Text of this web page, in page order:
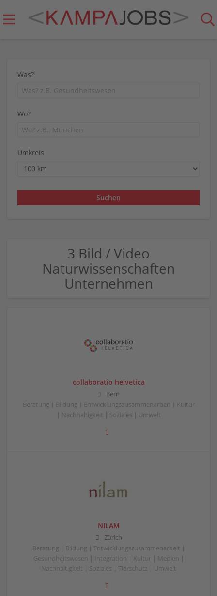
Was?
Wo?
Umkreis
3 Bild / Video
Naturwissenschaften
Unternehmen
collaboratio helvetica
Bern
Beratung | Bildung | Entwicklungszusammenarbeit | Kultur
| Nachhaltigkeit | Soziales | Umwelt
NILAM
Zürich
Beratung | Bildung | Entwicklungszusammenarbeit |
Gesundheitswesen | Integration | Kultur | Medien |
Nachhaltigkeit | Soziales | Tierschutz | Umwelt